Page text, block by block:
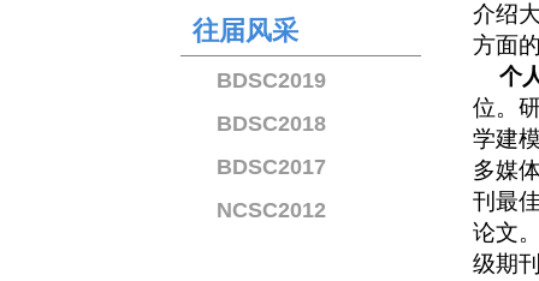
往届风采
BDSC2019
BDSC2018
BDSC2017
NCSC2012
介绍
方面
个
位。
学建
多媒
刊最
论文
级期